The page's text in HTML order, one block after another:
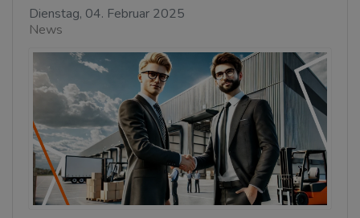
Dienstag, 04. Februar 2025
News